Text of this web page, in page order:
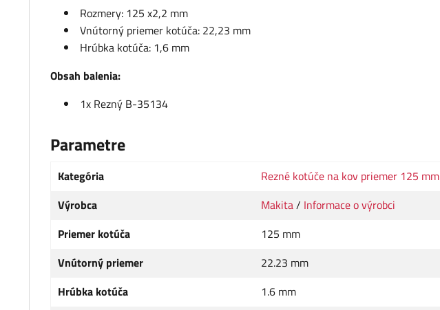
Rozmery: 125 x2,2 mm
Vnútorný priemer kotúča: 22,23 mm
Hrúbka kotúča: 1,6 mm
Obsah balenia:
1x Rezný B-35134
Parametre
Kategória
Rezné kotúče na kov priemer 125 mm
Výrobca
Makita/ Informace o výrobci
Priemer kotúča
125 mm
Vnútorný priemer
22.23 mm
Hrúbka kotúča
1.6 mm